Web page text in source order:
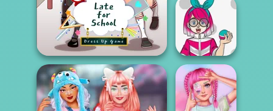
Late For School
Kawaii
Superhero
Avatar Maker
Kawaii Monster
Trainer Avatar...